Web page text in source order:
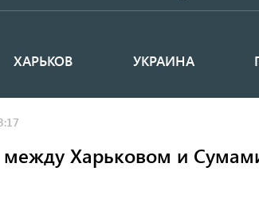
ХАРЬКОВ УКРАИНА
Харьковом и